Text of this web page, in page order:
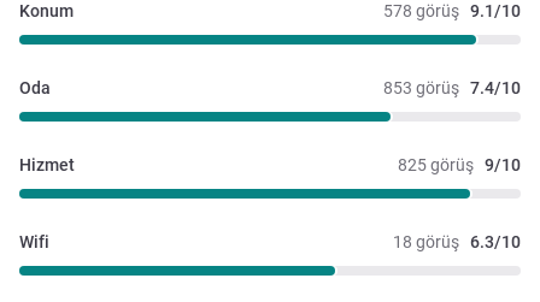
578 görüş 9.1/10
Konum
853 görüş 7.4/10
Oda
825 görüş 9/10
Hizmet
18 görüş 6.3/10
Wifi